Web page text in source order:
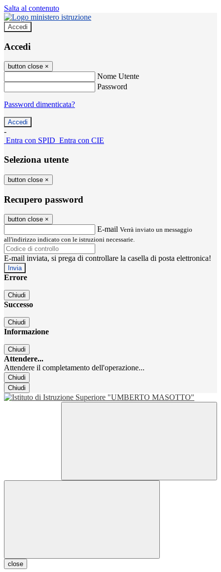
Salta al contenuto
Accedi
Accedi
button close ×
Nome Utente
Password
Password dimenticata?
-
Entra con SPID Entra con CIE
Seleziona utente
button close ×
Recupero password
button close ×
E-mail Verrà inviato un messaggio
all'indirizzo indicato con le istruzioni necessarie.
E-mail inviata, si prega di controllare la casella di posta elettronica!
Errore
Chiudi
Successo
Chiudi
Informazione
Chiudi
Attendere...
Attendere il completamento dell'operazione...
Chiudi
Chiudi
close